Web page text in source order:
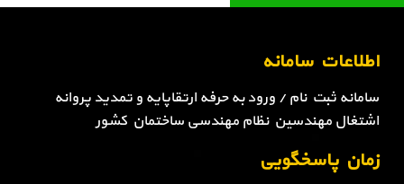
اطلاعات سامانه
سامانه ثبت نام / ورود به حرفه ارتقاپایه و تمدید پروانه
اشتغال مهندسین نظام مهندسی ساختمان کشور
زمان پاسخگویی